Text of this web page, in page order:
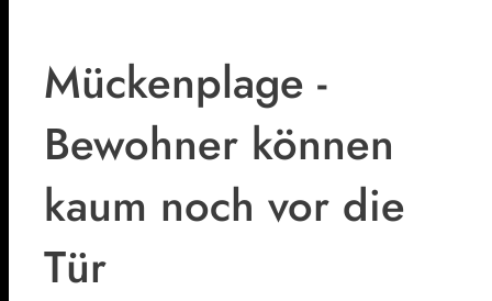
Mückenplage -
Bewohner können
kaum noch vor die
Tür